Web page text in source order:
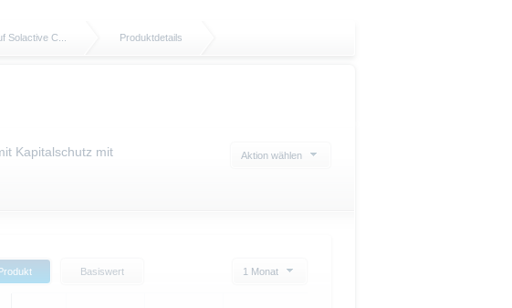
Solactive C... Produktdetails
Kapitalschutz mit
Aktion wählen
Basiswert 1 Monat